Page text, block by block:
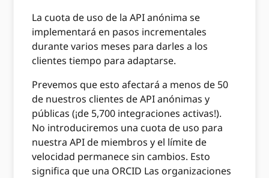
La cuota de uso de la API anónima se
implementará en pasos incrementales
durante varios meses para darles a los
clientes tiempo para adaptarse.
Prevemos que esto afectará a menos de 50
de nuestros clientes de API anónimas y
públicas (¡de 5,700 integraciones activas!).
No introduciremos una cuota de uso para
nuestra API de miembros y el límite de
velocidad permanece sin cambios. Esto
significa que una ORCID Las organizaciones